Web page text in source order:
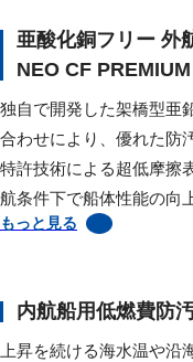
亜酸化銅フリー
NEO CF PREMIUM
独自で開発した架橋型亜
合わせにより、優れた防
特許技術による超低摩擦
航条件下で船体性能の向
もっと見る
内航船用低燃費防
上昇を続ける海水温や